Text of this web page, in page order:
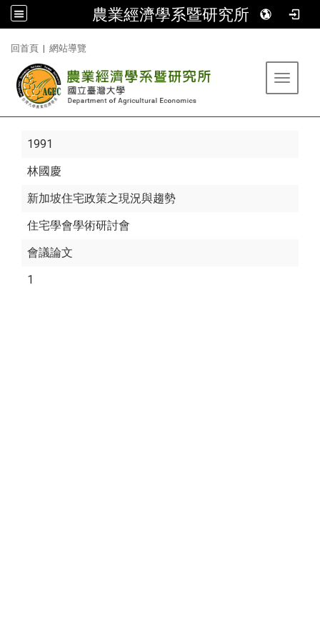
農業經濟學系暨研究所
回首頁 | 網站導覽
Toggle
1991
林國慶
新加坡住宅政策之現況與趨勢
住宅學會學術研討會
會議論文
1